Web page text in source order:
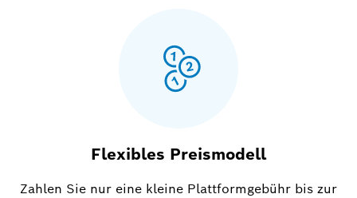
Flexibles Preismodell
Zahlen Sie nur eine kleine Plattformgebühr bis zur